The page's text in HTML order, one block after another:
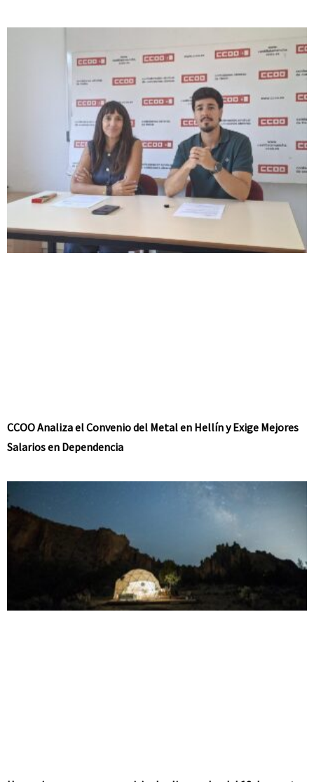
CCOO Analiza el Convenio del Metal en Hellín y Exige Mejores
Salarios en Dependencia